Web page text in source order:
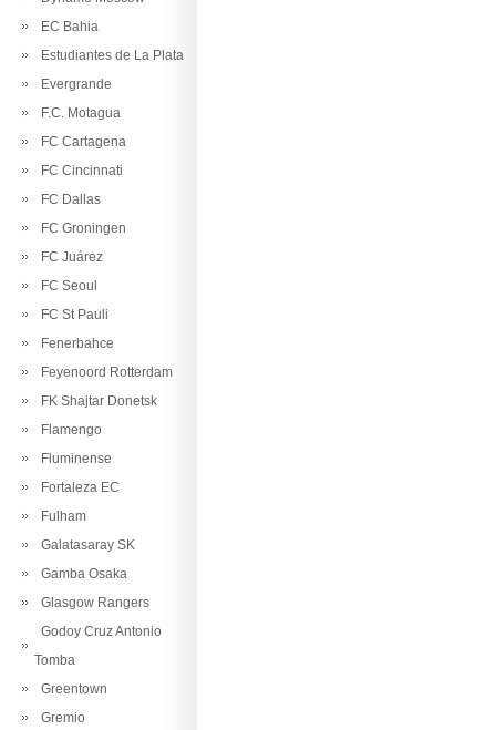
EC Bahia
Estudiantes de La Plata
Evergrande
F.C. Motagua
FC Cartagena
FC Cincinnati
FC Dallas
FC Groningen
FC Juárez
FC Seoul
FC St Pauli
Fenerbahce
Feyenoord Rotterdam
FK Shajtar Donetsk
Flamengo
Fluminense
Fortaleza EC
Fulham
Galatasaray SK
Gamba Osaka
Glasgow Rangers
Godoy Cruz Antonio
Tomba
Greentown
Gremio